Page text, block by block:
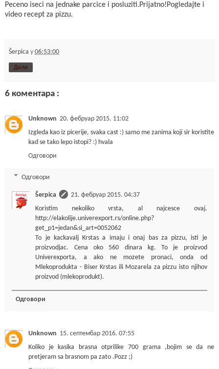
Peceno iseci na jednake parcice i posluziti.Prijatno!Pogledajte i
video recept za pizzu.
Šerpica у 06:53:00
Дели
6 коментара :
Unknown 20. фебруар 2015. 11:02
Izgleda kao iz picerije, svaka cast :) samo me zanima koji sir koristite
kad se tako lepo istopi? :) hvala
Одговори
Одговори
Šerpica
21. фебруар 2015. 04:37
Koristim nekoliko vrsta, al najcesce ovaj.
http://elakolije.univerexport.rs/online.php?
get_p1=jedan&si_art=0052062
To je kackavalj Krstas a imaju i onaj bas za pizzu, isti je
proizvodjac. Cena oko 560 dinara kg. To je proizvod
Univerexporta, a ako ne mozete pronaci, onda od
Mlekoprodukta - Biser Krstas ili Mozarela za pizzu isto njihov
proizvod (mlekoprodukt).
Одговори
Unknown 15. септембар 2016. 07:55
Koliko je kasika brasna otprilike 700 grama ,bojim se da ne
pretjeram sa brasnom pa zato .Pozz ;)